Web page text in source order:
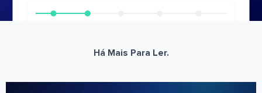
Há Mais Para Ler.